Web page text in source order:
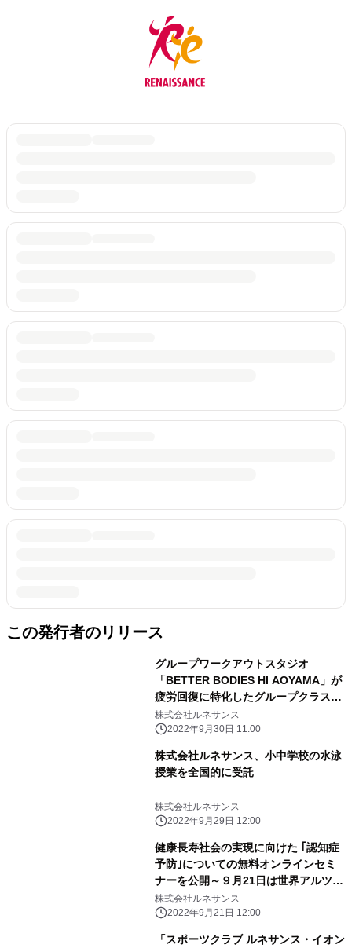
この発行者のリリース
グループワークアウトスタジオ
「BETTER BODIES HI AOYAMA」が
疲労回復に特化したグループクラスを
開発、好評実施中
株式会社ルネサンス
2022年9月30日 11:00
株式会社ルネサンス、小中学校の水泳
授業を全国的に受託
株式会社ルネサンス
2022年9月29日 12:00
健康長寿社会の実現に向けた ｢認知症
予防｣についての無料オンラインセミ
ナーを公開～９月21日は世界アルツハ
イマーデー～
株式会社ルネサンス
2022年9月21日 12:00
「スポーツクラブ ルネサンス・イオン